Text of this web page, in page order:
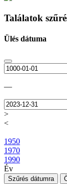
Találatok
Ülés dátuma
—
>
<
1950
1970
1990
Év
Szűrés dátumra